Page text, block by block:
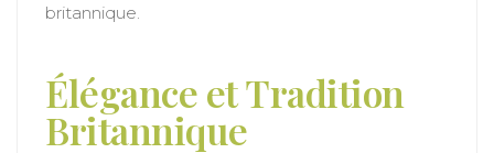
britannique.
Élégance et Tradition
Britannique